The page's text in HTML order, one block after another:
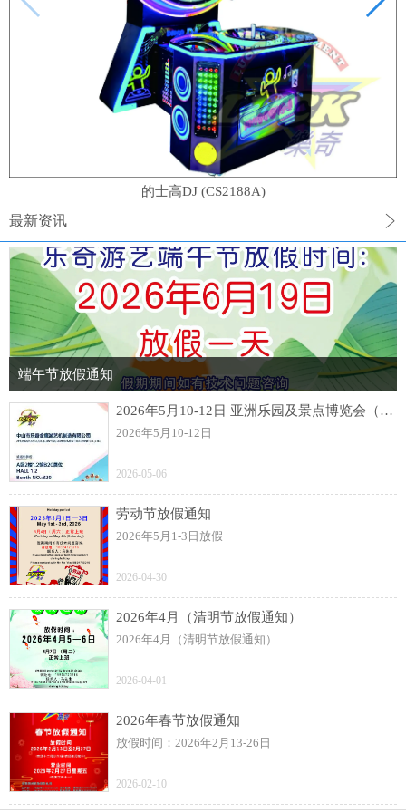
的士高DJ (CS2188A)
最新资讯
端午节放假通知
2026年5月10-12日 亚洲乐园及景点博览会（AAA）展
2026年5月10-12日
2026-05-06
劳动节放假通知
2026年5月1-3日放假
2026-04-30
2026年4月（清明节放假通知）
2026年4月（清明节放假通知）
2026-04-01
2026年春节放假通知
放假时间：2026年2月13-26日
2026-02-10